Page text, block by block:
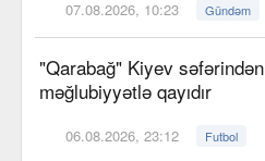
07.08.2026, 10:23 Gündəm
"Qarabağ" Kiyev səfərindən
məğlubiyyətlə qayıdır
06.08.2026, 23:12 Futbol